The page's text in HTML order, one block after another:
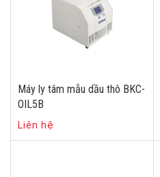
Máy ly tâm mẫu dầu thô BKC-
OIL5B
Liên hệ